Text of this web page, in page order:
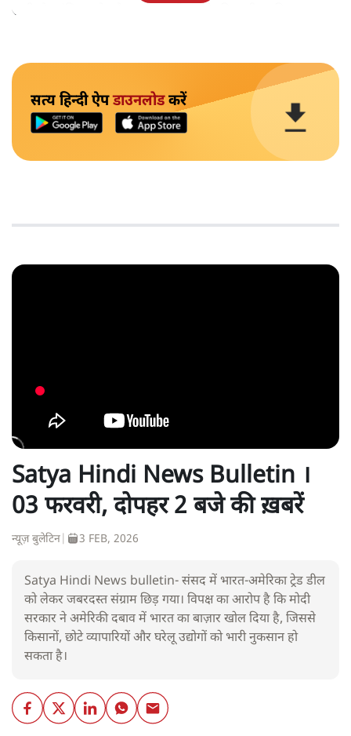
सभी से शांति रखने और बहस जारी रखने की अपील की।
सत्य हिन्दी ऐपडाउनलोडकरें
Satya Hindi News Bulletin ।
03 फरवरी, दोपहर 2 बजे की ख़बरें
न्यूज़ बुलेटिन 3 FEB, 2026
Satya Hindi News bulletin- संसद में भारत-अमेरिका ट्रेड डील
को लेकर जबरदस्त संग्राम छिड़ गया। विपक्ष का आरोप है कि मोदी
सरकार ने अमेरिकी दबाव में भारत का बाज़ार खोल दिया है, जिससे
किसानों, छोटे व्यापारियों और घरेलू उद्योगों को भारी नुकसान हो
सकता है।